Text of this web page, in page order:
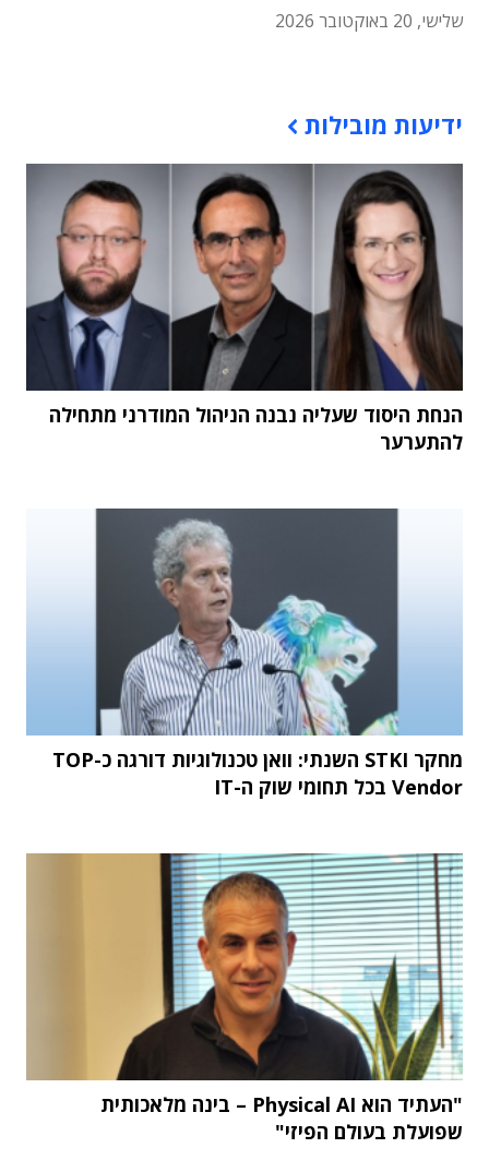
שלישי, 20 באוקטובר 2026
ידיעות מובילות
הנחת היסוד שעליה נבנה הניהול המודרני מתחילה
להתערער
מחקר STKI השנתי: וואן טכנולוגיות דורגה כ-TOP
Vendor בכל תחומי שוק ה-IT
"העתיד הוא Physical AI – בינה מלאכותית
שפועלת בעולם הפיזי"